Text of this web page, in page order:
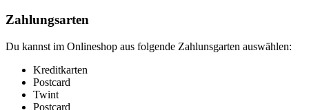
Zahlungsarten
Du kannst im Onlineshop aus folgende Zahlunsgarten auswählen:
Kreditkarten
Postcard
Twint
Postcard